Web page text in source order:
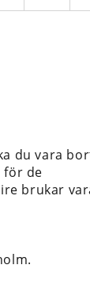
du vara
för de
brukar